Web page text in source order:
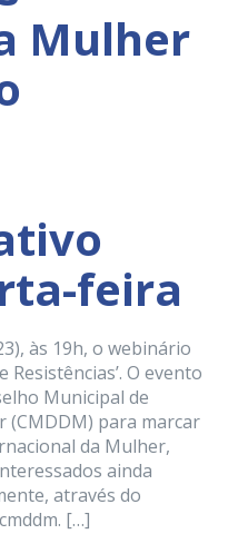
Mulher
feira
às 19h, o webinário
O evento
Municipal de
(CMDDM) para marcar
da Mulher,
ainda
através do
[…]